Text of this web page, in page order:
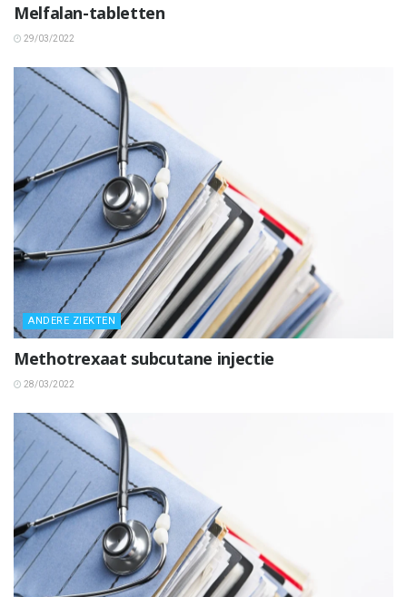
Melfalan-tabletten
29/03/2022
ANDERE ZIEKTEN
Methotrexaat subcutane injectie
28/03/2022